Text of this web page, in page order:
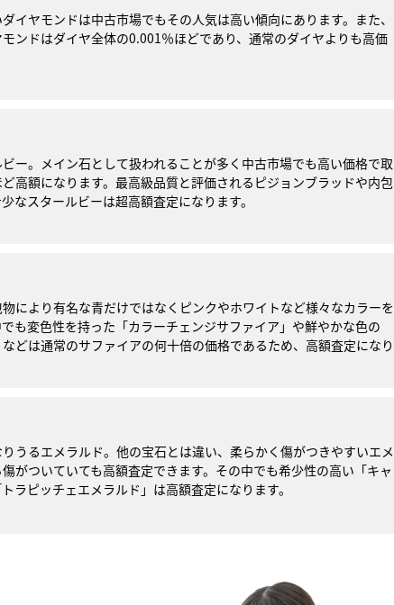
イヤモンドは中古市場でもその人気は高い傾向にあります。また、
ンドはダイヤ全体の0.001％ほどであり、通常のダイヤよりも高価
ー。メイン石として扱われることが多く中古市場でも高い価格で取
高額になります。最高級品質と評価されるピジョンブラッドや内包
なスタールビーは超高額査定になります。
により有名な青だけではなくピンクやホワイトなど様々なカラーを
も変色性を持った「カラーチェンジサファイア」や鮮やかな色の
などは通常のサファイアの何十倍の価格であるため、高額査定になり
うるエメラルド。他の宝石とは違い、柔らかく傷がつきやすいエメ
がついていても高額査定できます。その中でも希少性の高い「キャ
ラピッチェエメラルド」は高額査定になります。